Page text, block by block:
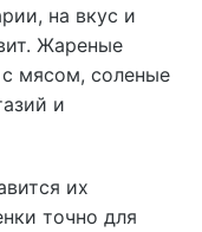
на вкус и
Жареные
мясом, соленые
и
их
точно для